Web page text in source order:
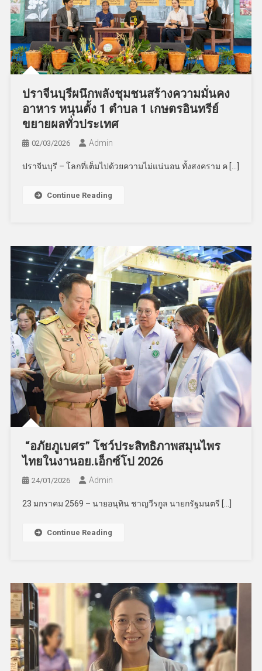
ปราจีนบุรีผนึกพลังชุมชนสร้างความมั่นคง
อาหาร หนุนตั้ง 1 ตำบล 1 เกษตรอินทรีย์
ขยายผลทั่วประเทศ
02/03/2026 Admin
ปราจีนบุรี – โลกที่เต็มไปด้วยความไม่แน่นอน ทั้งสงคราม ค […]
Continue Reading
“อภัยภูเบศร” โชว์ประสิทธิภาพสมุนไพร
ไทยในงานอย.เอ็กซ์โป 2026
24/01/2026 Admin
23 มกราคม 2569 – นายอนุทิน ชาญวีรกูล นายกรัฐมนตรี […]
Continue Reading